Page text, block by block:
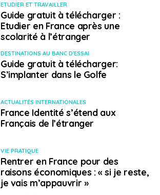
ETUDIER ET TRAVAILLER
Guide gratuit à télécharger :
Etudier en France après une
scolarité à l’étranger
DESTINATIONS AU BANC D'ESSAI
Guide gratuit à télécharger:
S’implanter dans le Golfe
ACTUALITÉS INTERNATIONALES
France Identité s’étend aux
Français de l’étranger
VIE PRATIQUE
Rentrer en France pour des
raisons économiques : « si je reste,
je vais m’appauvrir »